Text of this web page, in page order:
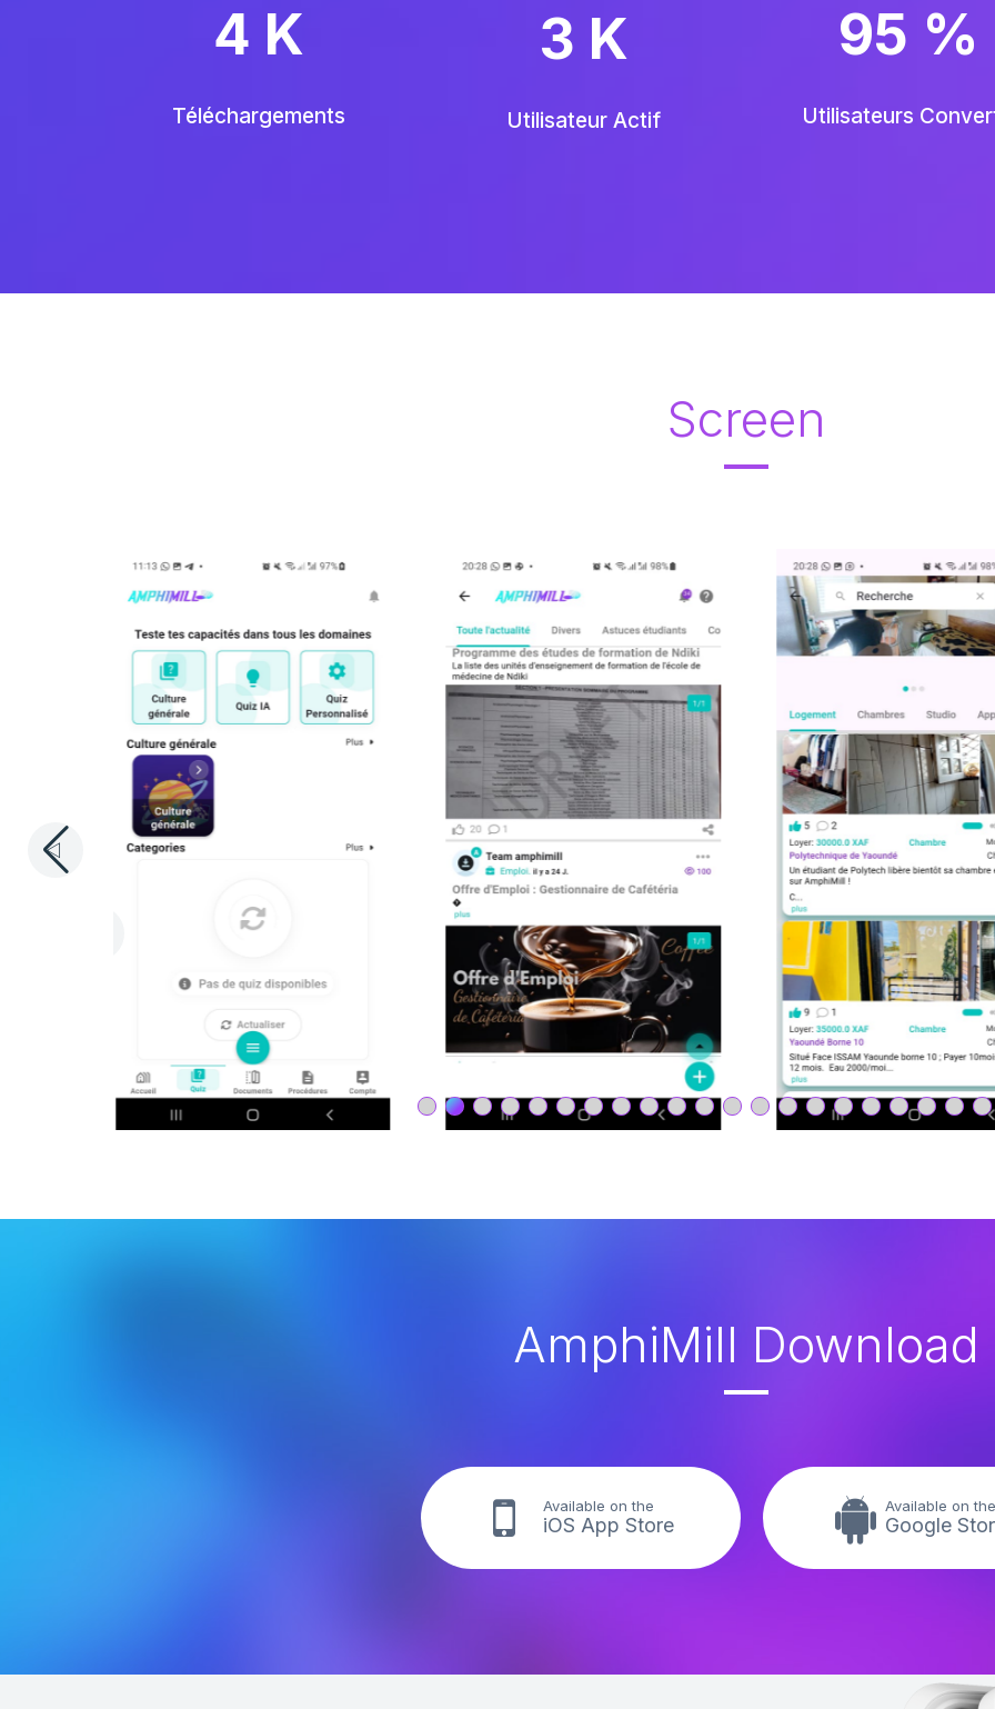
4 K
Téléchargements
3 K
Utilisateur Actif
95 %
Utilisateurs
Screen
AmphiMill Download
Available on the
iOS App Store
Available on the
Google